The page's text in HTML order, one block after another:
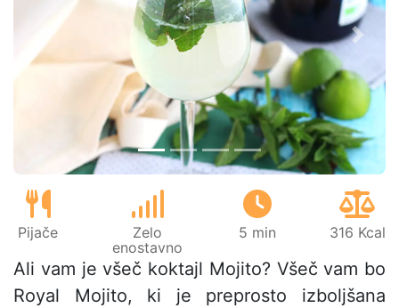
Prejšnji
Pijače
Zelo
enostavno
5 min 316 Kcal
Ali vam je všeč koktajl Mojito? Všeč vam bo
Royal Mojito, ki je preprosto izboljšana